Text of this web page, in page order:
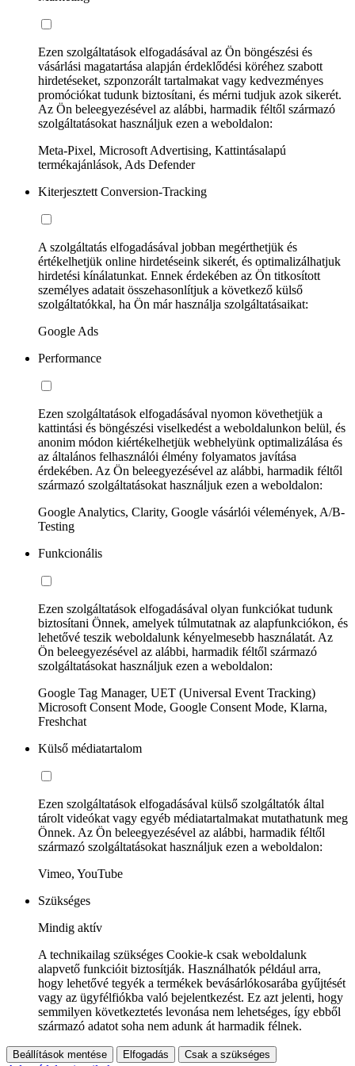
Ezen szolgáltatások elfogadásával az Ön böngészési és
vásárlási magatartása alapján érdeklődési köréhez szabott
hirdetéseket, szponzorált tartalmakat vagy kedvezményes
promóciókat tudunk biztosítani, és mérni tudjuk azok sikerét.
Az Ön beleegyezésével az alábbi, harmadik féltől származó
szolgáltatásokat használjuk ezen a weboldalon:
Meta-Pixel, Microsoft Advertising, Kattintásalapú
termékajánlások, Ads Defender
Kiterjesztett Conversion-Tracking
A szolgáltatás elfogadásával jobban megérthetjük és
értékelhetjük online hirdetéseink sikerét, és optimalizálhatjuk
hirdetési kínálatunkat. Ennek érdekében az Ön titkosított
személyes adatait összehasonlítjuk a következő külső
szolgáltatókkal, ha Ön már használja szolgáltatásaikat:
Google Ads
Performance
Ezen szolgáltatások elfogadásával nyomon követhetjük a
kattintási és böngészési viselkedést a weboldalunkon belül, és
anonim módon kiértékelhetjük webhelyünk optimalizálása és
az általános felhasználói élmény folyamatos javítása
érdekében. Az Ön beleegyezésével az alábbi, harmadik féltől
származó szolgáltatásokat használjuk ezen a weboldalon:
Google Analytics, Clarity, Google vásárlói vélemények, A/B-
Testing
Funkcionális
Ezen szolgáltatások elfogadásával olyan funkciókat tudunk
biztosítani Önnek, amelyek túlmutatnak az alapfunkciókon, és
lehetővé teszik weboldalunk kényelmesebb használatát. Az
Ön beleegyezésével az alábbi, harmadik féltől származó
szolgáltatásokat használjuk ezen a weboldalon:
Google Tag Manager, UET (Universal Event Tracking)
Microsoft Consent Mode, Google Consent Mode, Klarna,
Freshchat
Külső médiatartalom
Ezen szolgáltatások elfogadásával külső szolgáltatók által
tárolt videókat vagy egyéb médiatartalmakat mutathatunk meg
Önnek. Az Ön beleegyezésével az alábbi, harmadik féltől
származó szolgáltatásokat használjuk ezen a weboldalon:
Vimeo, YouTube
Szükséges
Mindig aktív
A technikailag szükséges Cookie-k csak weboldalunk
alapvető funkcióit biztosítják. Használhatók például arra,
hogy lehetővé tegyék a termékek bevásárlókosarába gyűjtését
vagy az ügyfélfiókba való bejelentkezést. Ez azt jelenti, hogy
semmilyen következtetés levonása nem lehetséges, így ebből
származó adatot soha nem adunk át harmadik félnek.
Beállítások mentése Elfogadás Csak a szükséges